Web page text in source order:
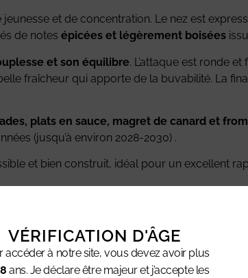
jeunesse et de concentration. Le nez est
de notes épicées et légèrement boisées
et son équilibre. L’attaque est ronde
fraîcheur qui apporte de la buvabilité. La
plats en sauce, magret de canard et
(jusqu’à environ 2028-2030) .
et bien construit, idéal pour un excellent
VÉRIFICATION D'ÂGE
accéder à notre site, vous devez avoir plus
ans. Je déclare être majeur et j’accepte les